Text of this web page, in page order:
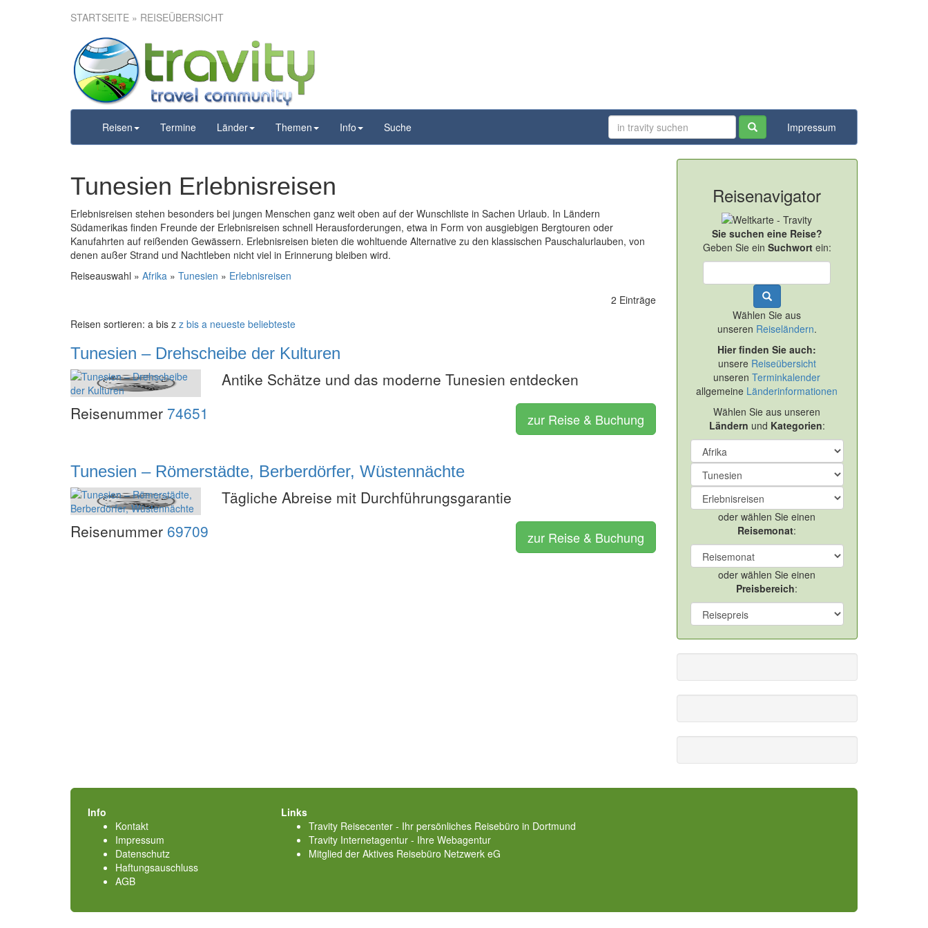
STARTSEITE » REISEÜBERSICHT
Reisen Termine Länder Themen Info Suche Impressum
Tunesien Erlebnisreisen
Erlebnisreisen stehen besonders bei jungen Menschen ganz weit oben auf der Wunschliste in Sachen Urlaub. In Ländern
Südamerikas finden Freunde der Erlebnisreisen schnell Herausforderungen, etwa in Form von ausgiebigen Bergtouren oder
Kanufahrten auf reißenden Gewässern. Erlebnisreisen bieten die wohltuende Alternative zu den klassischen Pauschalurlauben, von
denen außer Strand und Nachtleben nicht viel in Erinnerung bleiben wird.
Reiseauswahl » Afrika » Tunesien » Erlebnisreisen
2 Einträge
Reisen sortieren: a bis z z bis a neueste beliebteste
Tunesien – Drehscheibe der Kulturen
Antike Schätze und das moderne Tunesien entdecken
Reisenummer 74651 zur Reise & Buchung
Tunesien – Römerstädte, Berberdörfer, Wüstennächte
Tägliche Abreise mit Durchführungsgarantie
Reisenummer 69709 zur Reise & Buchung
Reisenavigator
Sie suchen eine Reise?
Geben Sie ein Suchwortein:
Wählen Sie aus
unseren Reiseländern.
Hier finden Sie auch:
unsere Reiseübersicht
unserenTerminkalender
allgemeine Länderinformationen
Wählen Sie aus unseren
Ländern und Kategorien:
oder wählen Sie einen
Reisemonat:
oder wählen Sie einen
Preisbereich:
Info
Kontakt
Impressum
Datenschutz
Haftungsauschluss
AGB
Links
Travity Reisecenter - Ihr persönliches Reisebüro in Dortmund
Travity Internetagentur - Ihre Webagentur
Mitglied der Aktives Reisebüro Netzwerk eG